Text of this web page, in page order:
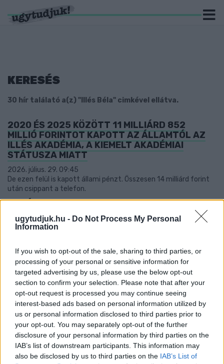
ugytudjuk.hu - Do Not Process My Personal
Information
If you wish to opt-out of the sale, sharing to third parties, or
processing of your personal or sensitive information for
targeted advertising by us, please use the below opt-out
section to confirm your selection. Please note that after your
opt-out request is processed you may continue seeing
interest-based ads based on personal information utilized by
us or personal information disclosed to third parties prior to
your opt-out. You may separately opt-out of the further
disclosure of your personal information by third parties on the
IAB’s list of downstream participants. This information may
also be disclosed by us to third parties on the IAB’s List of
KERESÉS
30 hír találató a(z) "Illés Béla" cimkével ellátva.
2020 ÉS 2025 KÖZÖTT 11 MILLIÁRD 852
MILLIÓ FORINTOT KAPOTT AZ ÁLLAMTÓL AZ
ILLÉS AKADÉMIA, A KIEMELT AKADÉMIAI
STÁTUSZA MIATT
2026. július. 29. 09:45
De ezen felül is kapott állami pénzt. Összesen 14 milliárd forint
után csippant a telefon.
ORBÁN VIKTOR A SZOMBATHELYI NB1-ES
FOCIRÓL: “SOK PÉNZ ADTUNK IDE, DE A VÁROS
NEM TUDOTT VELE ÉLNI.”
A miniszterelnök komolyan üzent az Illés Akadémiának.
AZ ILLÉS AKADÉMIÁN JÁRT SZIJJÁRTÓ PÉTER
2025. június. 16. 09:02
Szelfizett is.
CZEGLÉDY: KÓBORÉK AZÉRT IS PÉNZT KÉRNEK,
HOGY MEGSZAVAZZÁK A HALADÁSBAN A
TŐKEEMELÉST
2021. december. 19. 18:53
Két hónapja húzódik a szombathelyi focicsapatnál a
hatalomátvétel, úgy tűnik patthelyzet alakult ki.